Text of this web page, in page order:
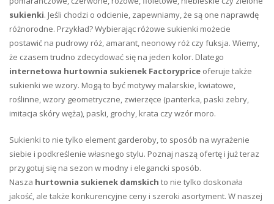
sukienki. Jeśli chodzi o odcienie, zapewniamy, że są one naprawdę
różnorodne. Przykład? Wybierając różowe sukienki możecie
postawić na pudrowy róż, amarant, neonowy róż czy fuksja. Wiemy,
że czasem trudno zdecydować się na jeden kolor. Dlatego
internetowa hurtownia sukienek Factoryprice oferuje także
sukienki we wzory. Mogą to być motywy malarskie, kwiatowe,
roślinne, wzory geometryczne, zwierzęce (panterka, paski zebry,
imitacja skóry węża), paski, grochy, krata czy wzór moro.
Sukienki to nie tylko element garderoby, to sposób na wyrażenie
siebie i podkreślenie własnego stylu. Poznaj naszą ofertę i już teraz
przygotuj się na sezon w modny i elegancki sposób.
Nasza hurtownia sukienek damskich to nie tylko doskonała
jakość, ale także konkurencyjne ceny i szeroki asortyment. W naszej